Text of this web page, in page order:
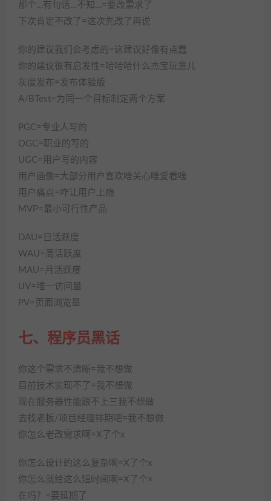
那个…有句话…不知…=要改需求了
下次肯定不改了=这次先改了再说
你的建议我们会考虑的=这建议好像有点蠢
你的建议很有启发性=哈哈哈什么杰宝玩意儿
灰度发布=发布体验版
A/BTest=为同一个目标制定两个方案
PGC=专业人写的
OGC=职业的写的
UGC=用户写的内容
用户画像=大部分用户喜欢啥关心啥爱看啥
用户痛点=咋让用户上瘾
MVP=最小可行性产品
DAU=日活跃度
WAU=周活跃度
MAU=月活跃度
UV=唯一访问量
PV=页面浏览量
七、程序员黑话
你这个需求不清晰=我不想做
目前技术实现不了=我不想做
现在服务器性能跟不上三我不想做
去找老板/项目经理排期吧=我不想做
你怎么老改需求啊=X了个x
你怎么设计的这么复杂啊=X了个x
你怎么就给这么短时间啊=X了个×
在吗？=要延期了